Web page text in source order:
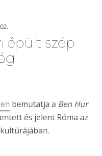
épült szép
bemutatja a Ben Hur
és jelent Róma az